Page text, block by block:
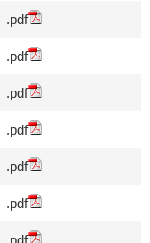
.pdf
.pdf
.pdf
.pdf
.pdf
.pdf